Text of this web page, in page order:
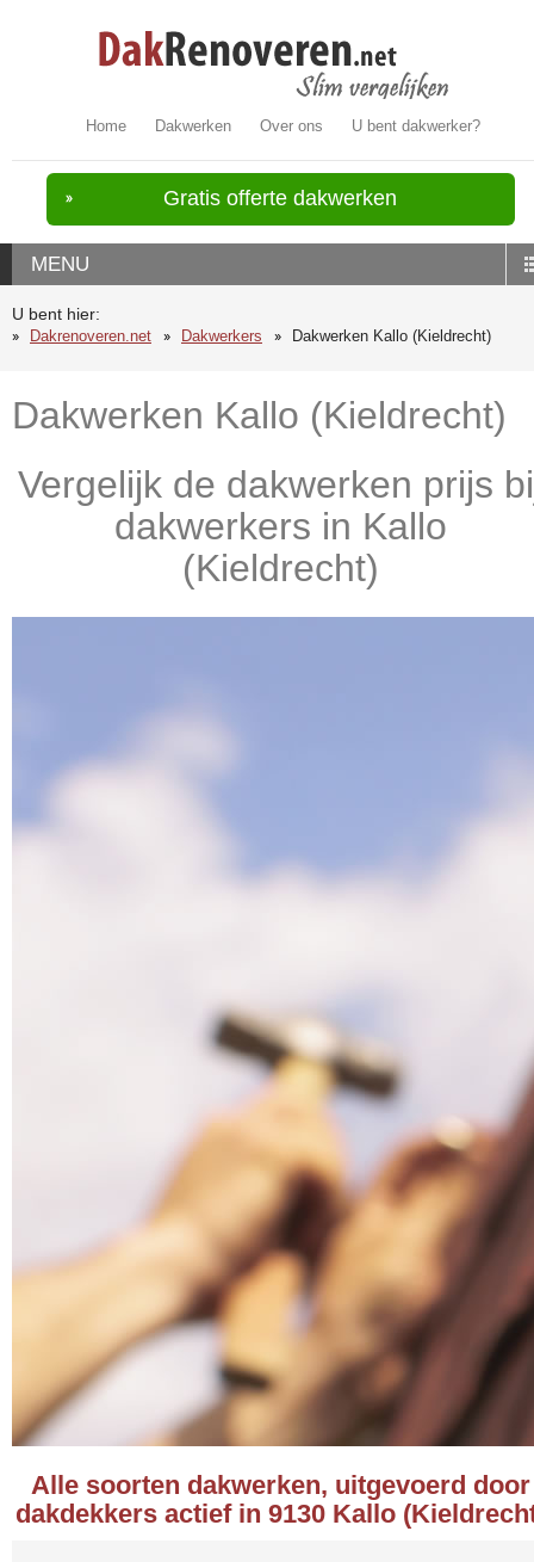
Home Dakwerken Over ons U bent dakwerker?
Gratis offerte dakwerken
MENU
U bent hier:
Dakrenoveren.net
Dakwerkers Dakwerken Kallo (Kieldrecht)
Dakwerken Kallo (Kieldrecht)
Vergelijk de dakwerken prijs
dakwerkers in Kallo
(Kieldrecht)
Alle soorten dakwerken, uitgevoerd door
dakdekkers actief in 9130 Kallo